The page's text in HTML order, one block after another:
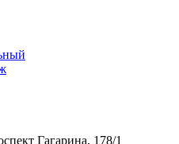
Гагарина, 178/1